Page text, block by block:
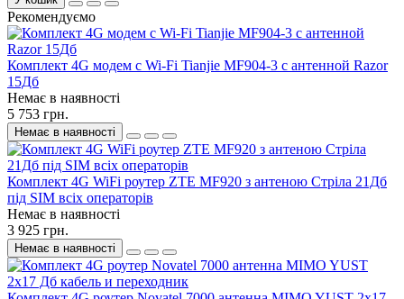
Рекомендуємо
Комплект 4G модем с Wi-Fi Tianjie MF904-3 с антенной Razor
15Дб
Немає в наявності
5 753 грн.
Немає в наявності
Комплект 4G WiFi роутер ZTE MF920 з антеною Стріла 21Дб
під SIM всіх операторів
Немає в наявності
3 925 грн.
Немає в наявності